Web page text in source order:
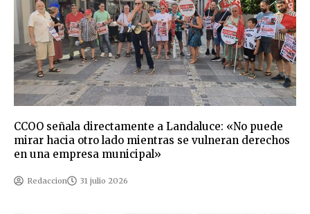
CCOO señala directamente a Landaluce: «No puede
mirar hacia otro lado mientras se vulneran derechos
en una empresa municipal»
Redaccion 31 julio 2026